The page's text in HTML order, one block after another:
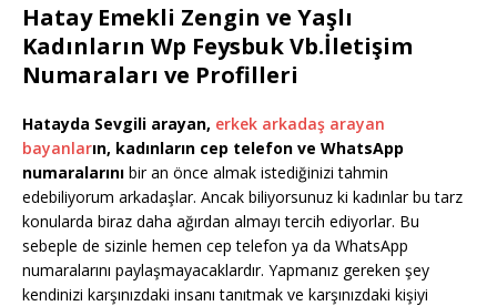
Hatay Emekli Zengin ve Yaşlı
Kadınların Wp Feysbuk Vb.İletişim
Numaraları ve Profilleri
Hatayda Sevgili arayan, erkek arkadaş arayan
bayanların, kadınların cep telefon ve WhatsApp
numaralarını bir an önce almak istediğinizi tahmin
edebiliyorum arkadaşlar. Ancak biliyorsunuz ki kadınlar bu tarz
konularda biraz daha ağırdan almayı tercih ediyorlar. Bu
sebeple de sizinle hemen cep telefon ya da WhatsApp
numaralarını paylaşmayacaklardır. Yapmanız gereken şey
kendinizi karşınızdaki insanı tanıtmak ve karşınızdaki kişiyi